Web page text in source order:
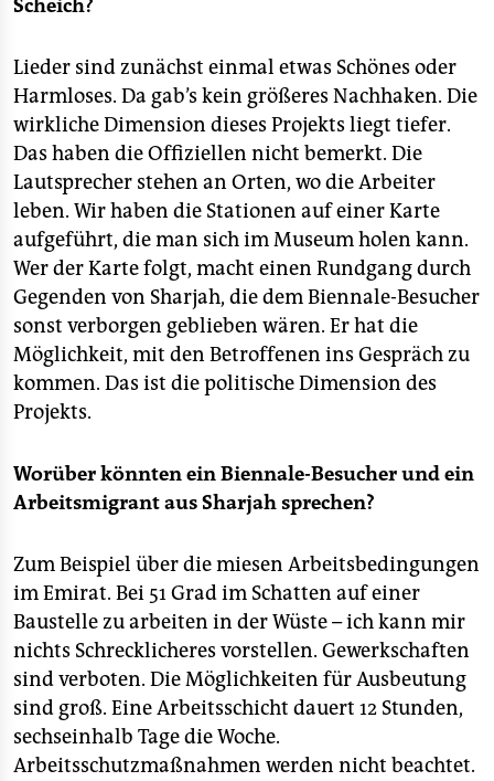
Scheich?
Lieder sind zunächst einmal etwas Schönes oder
Harmloses. Da gab’s kein größeres Nachhaken. Die
wirkliche Dimension dieses Projekts liegt tiefer.
Das haben die Offiziellen nicht bemerkt. Die
Lautsprecher stehen an Orten, wo die Arbeiter
leben. Wir haben die Stationen auf einer Karte
aufgeführt, die man sich im Museum holen kann.
Wer der Karte folgt, macht einen Rundgang durch
Gegenden von Sharjah, die dem Biennale-Besucher
sonst verborgen geblieben wären. Er hat die
Möglichkeit, mit den Betroffenen ins Gespräch zu
kommen. Das ist die politische Dimension des
Projekts.
Worüber könnten ein Biennale-Besucher und ein
Arbeitsmigrant aus Sharjah sprechen?
Zum Beispiel über die miesen Arbeitsbedingungen
im Emirat. Bei 51 Grad im Schatten auf einer
Baustelle zu arbeiten in der Wüste – ich kann mir
nichts Schrecklicheres vorstellen. Gewerkschaften
sind verboten. Die Möglichkeiten für Ausbeutung
sind groß. Eine Arbeitsschicht dauert 12 Stunden,
sechseinhalb Tage die Woche.
Arbeitsschutzmaßnahmen werden nicht beachtet.